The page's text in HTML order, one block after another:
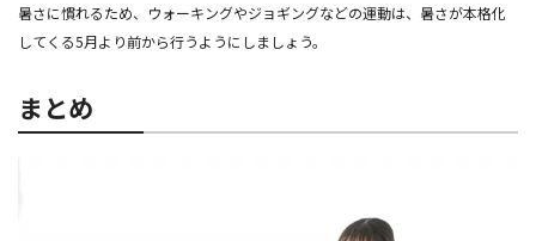
暑さに慣れるため、ウォーキングやジョギングなどの運動は、暑さが本格化
してくる5月より前から行うようにしましょう。
まとめ